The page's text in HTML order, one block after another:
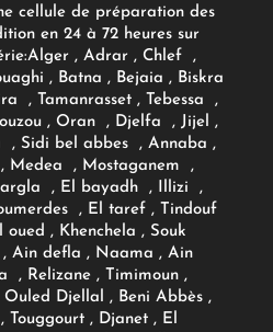
cellule de préparation des
en 24 à 72 heures sur
Alger , Adrar, Chlef ,
, Batna , Bejaia , Biskra
, Tamanrasset , Tebessa ,
, Oran , Djelfa , Jijel ,
Sidi bel abbes , Annaba ,
Medea , Mostaganem ,
, El bayadh , Illizi ,
, El taref , Tindouf
, Khenchela , Souk
Ain defla , Naama , Ain
, Relizane , Timimoun ,
Djellal , Beni Abbès ,
Touggourt , Djanet , El